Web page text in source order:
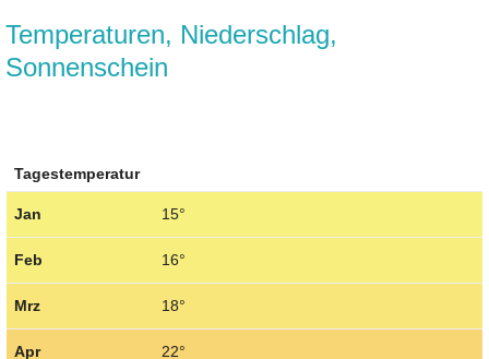
Temperaturen, Niederschlag,
Sonnenschein
Tagestemperatur
Jan 15°
Feb 16°
Mrz 18°
Apr 22°